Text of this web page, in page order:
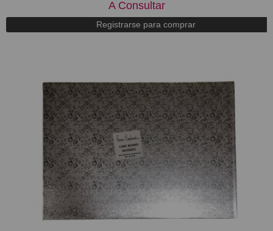
A Consultar
Registrarse para comprar